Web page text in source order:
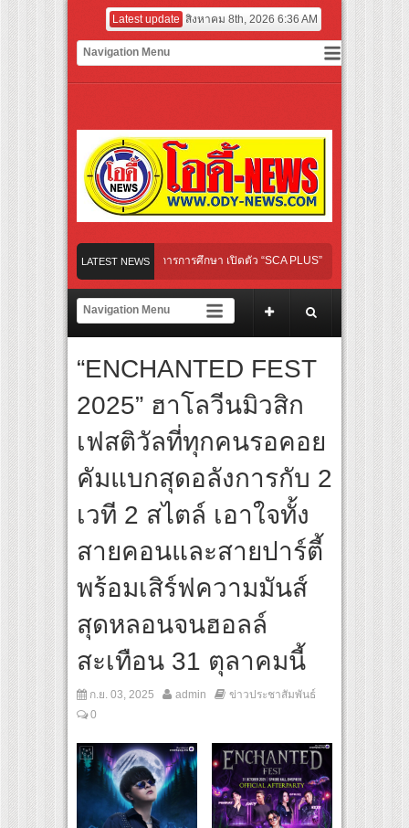
Latest update สิงหาคม 8th, 2026 6:36 AM
LATEST NEWS
เปิดเกมใหม่ในวงการการศึกษา เปิดตัว “SCA PLUS” แพลตฟอร์มการเรียนรู้
อดการลงทุนในธุรกิจการศึกษากว่า 100 ล้านบาท
เส้นทางจาการ์ตา-กรุงเทพฯ เสริม Air Connectivity ดึงนักท่องเที่ยวคุณภาพจากอิ
ของไทย เตรียมเดบิวต์ลงซีรีย์แนวตั้ง พร้อมเขย่าวงการบันเทิงยุคดิจิทัล
เกิลใหม่ “Your Candy” พร้อมเสิร์ฟ MV สดใส ได้ “ต้าเหนิง” และ “ณิชา” ร่วมเติมสีสัน
” ปลุกกระแส ผิวโชกุ ผิวโชว์ได้ ตอบโจทย์คนรุ่นใหม่
เปิดเกมใหม่ในวงการการศึกษา เปิดตัว “SCA PLUS” แพลตฟอร์มการเรียนรู้
อดการลงทุนในธุรกิจการศึกษากว่า 100 ล้านบาท
“ENCHANTED FEST
2025” ฮาโลวีนมิวสิก
เฟสติวัลที่ทุกคนรอคอย
คัมแบกสุดอลังการกับ 2
เวที 2 สไตล์ เอาใจทั้ง
สายคอนและสายปาร์ตี้
พร้อมเสิร์ฟความมันส์
สุดหลอนจนฮอลล์
สะเทือน 31 ตุลาคมนี้
ก.ย. 03, 2025 admin
ข่าวประชาสัมพันธ์
0